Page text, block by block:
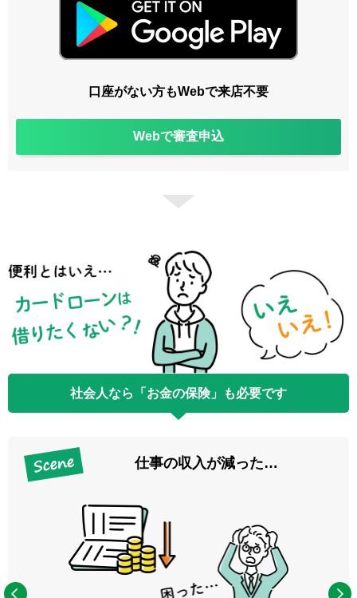
口座がない方もWebで来店不要
Webで審査申込
社会人なら「お金の保険」も必要です
仕事の収入が減った…